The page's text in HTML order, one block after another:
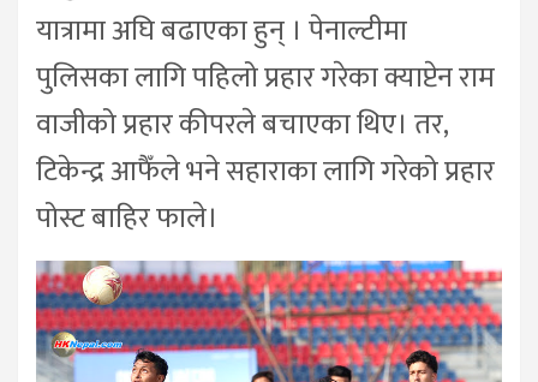
यात्रामा अघि बढाएका हुन् । पेनाल्टीमा
पुलिसका लागि पहिलो प्रहार गरेका क्याप्टेन राम
वाजीको प्रहार कीपरले बचाएका थिए। तर,
टिकेन्द्र आफैँले भने सहाराका लागि गरेको प्रहार
पोस्ट बाहिर फाले।